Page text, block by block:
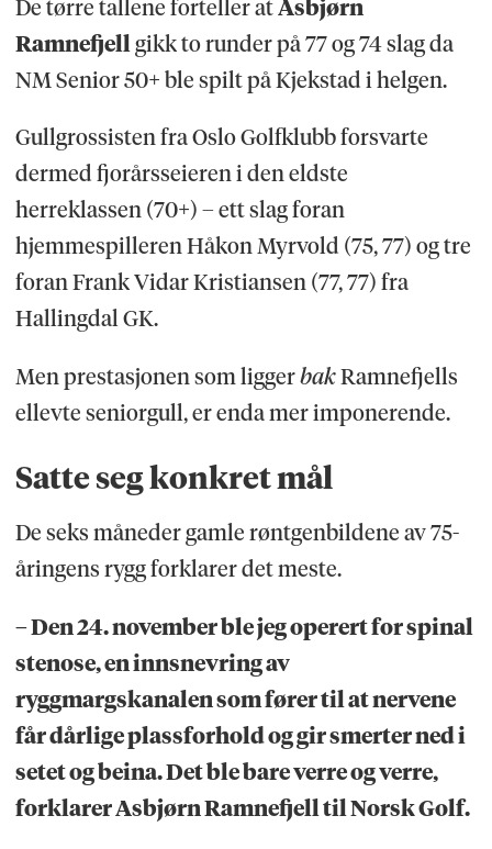
De tørre tallene forteller at Asbjørn
Ramnefjell gikk to runder på 77 og 74 slag da
NM Senior 50+ ble spilt på Kjekstad i helgen.
Gullgrossisten fra Oslo Golfklubb forsvarte
dermed fjorårsseieren i den eldste
herreklassen (70+) – ett slag foran
hjemmespilleren Håkon Myrvold (75, 77) og tre
foran Frank Vidar Kristiansen (77, 77) fra
Hallingdal GK.
Men prestasjonen som liggerbakRamnefjells
ellevte seniorgull, er enda mer imponerende.
Satte seg konkret mål
De seks måneder gamle røntgenbildene av 75-
åringens rygg forklarer det meste.
– Den 24. november ble jeg operert for spinal
stenose, en innsnevring av
ryggmargskanalen som fører til at nervene
får dårlige plassforhold og gir smerter ned i
setet og beina. Det ble bare verre og verre,
forklarer Asbjørn Ramnefjell til Norsk Golf.